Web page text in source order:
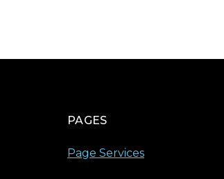
PAGES
Page Services